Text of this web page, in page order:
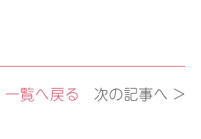
一覧へ戻る 次の記事へ >